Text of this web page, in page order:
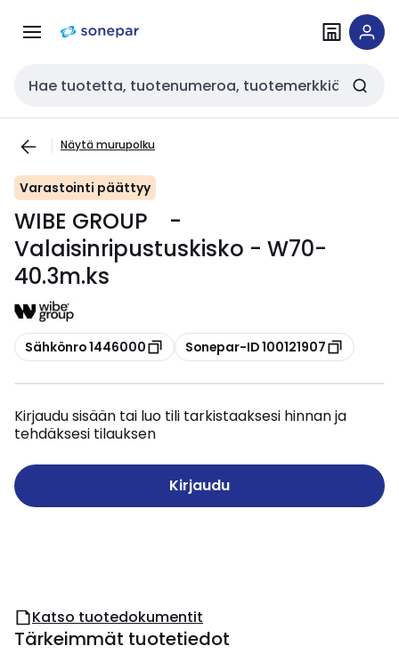
navigointiinsisältöön
Haku
Näytä murupolku
Varastointi päättyy
WIBE GROUP -
Valaisinripustuskisko - W70-
40.3m.ks
Kopioi
Sähkönro 1446000 Kopioi
Sonepar-ID 100121907
Kirjaudu sisään tai luo tili tarkistaaksesi hinnan ja
tehdäksesi tilauksen
Kirjaudu
Katso tuotedokumentit
Tärkeimmät tuotetiedot